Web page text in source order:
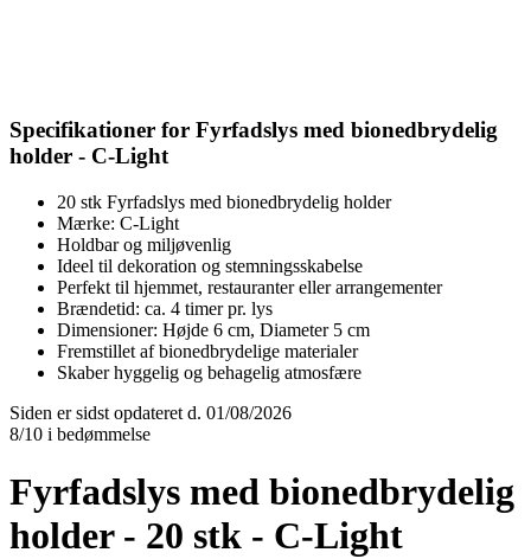
Specifikationer for Fyrfadslys med bionedbrydelig
holder - C-Light
20 stk Fyrfadslys med bionedbrydelig holder
Mærke: C-Light
Holdbar og miljøvenlig
Ideel til dekoration og stemningsskabelse
Perfekt til hjemmet, restauranter eller arrangementer
Brændetid: ca. 4 timer pr. lys
Dimensioner: Højde 6 cm, Diameter 5 cm
Fremstillet af bionedbrydelige materialer
Skaber hyggelig og behagelig atmosfære
Siden er sidst opdateret d. 01/08/2026
8/10 i bedømmelse
Fyrfadslys med bionedbrydelig
holder - 20 stk - C-Light